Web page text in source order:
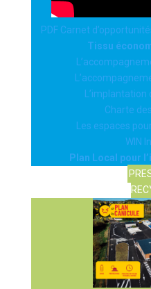
PDF Carnet
Tissu
Charte
Les espaces
WIN
Plan Local pour